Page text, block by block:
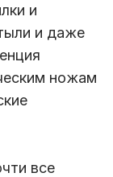
и
и даже
ножам
все